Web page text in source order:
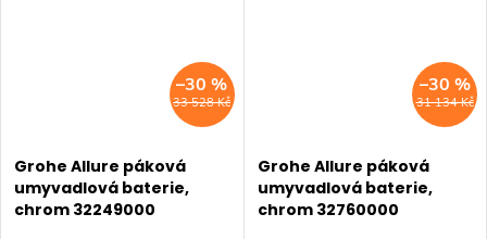
33 528 Kč
–30 %
Grohe Allure páková
umyvadlová baterie,
chrom 32249000
31 134 Kč
–30 %
Grohe Allure páková
umyvadlová baterie,
chrom 32760000